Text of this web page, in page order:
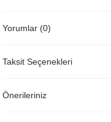
Yorumlar (0)
Taksit Seçenekleri
Önerileriniz